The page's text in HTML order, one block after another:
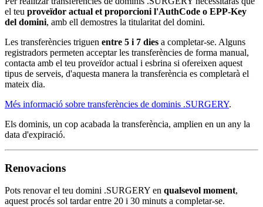
el teu proveïdor actual et proporcioni l'AuthCode o EPP-Key
del domini, amb ell demostres la titularitat del domini.
Les transferències triguen entre 5 i 7 dies a completar-se. Alguns
registradors permeten acceptar les transferències de forma manual,
contacta amb el teu proveïdor actual i esbrina si ofereixen aquest
tipus de serveis, d'aquesta manera la transferència es completarà el
mateix dia.
Més informació sobre transferències de dominis .SURGERY.
Els dominis, un cop acabada la transferència, amplien en un any la
data d'expiració.
Renovacions
Pots renovar el teu domini .SURGERY en qualsevol moment,
aquest procés sol tardar entre 20 i 30 minuts a completar-se.